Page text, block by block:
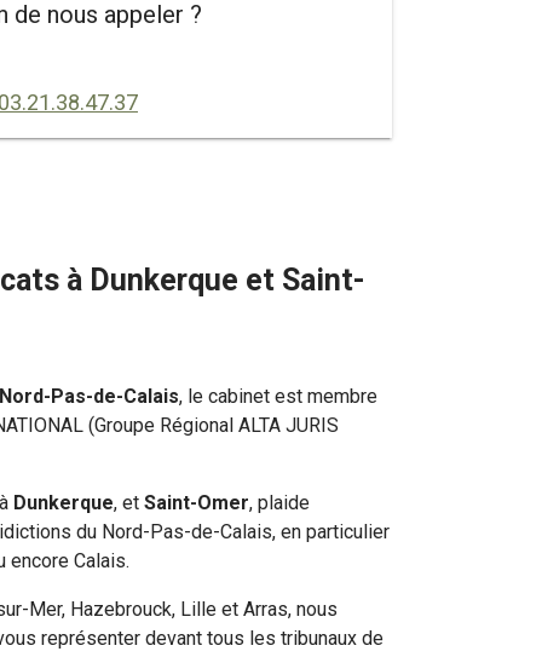
de nous appeler ?
03.21.38.47.37
à Dunkerque et Saint-
Nord-Pas-de-Calais, le cabinet est membre
(Groupe Régional ALTA JURIS
Dunkerque, et Saint-Omer, plaide
du Nord-Pas-de-Calais, en particulier
encore Calais.
Mer, Hazebrouck, Lille et Arras, nous
représenter devant tous les tribunaux de